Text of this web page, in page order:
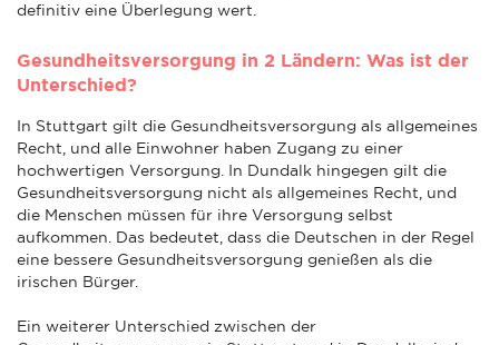
definitiv eine Überlegung wert.
Gesundheitsversorgung in 2 Ländern: Was ist der
Unterschied?
In Stuttgart gilt die Gesundheitsversorgung als allgemeines
Recht, und alle Einwohner haben Zugang zu einer
hochwertigen Versorgung. In Dundalk hingegen gilt die
Gesundheitsversorgung nicht als allgemeines Recht, und
die Menschen müssen für ihre Versorgung selbst
aufkommen. Das bedeutet, dass die Deutschen in der Regel
eine bessere Gesundheitsversorgung genießen als die
irischen Bürger.
Ein weiterer Unterschied zwischen der